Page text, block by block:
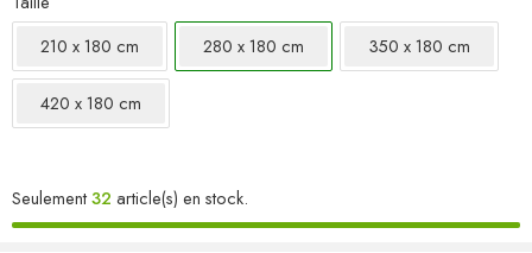
210 x 180 cm
280 x 180 cm 350 x 180 cm
420 x 180 cm
Seulement32 article(s) en stock.